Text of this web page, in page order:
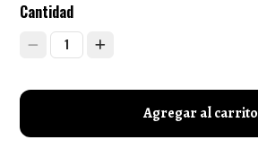
Cantidad
1
Agregar al carrito